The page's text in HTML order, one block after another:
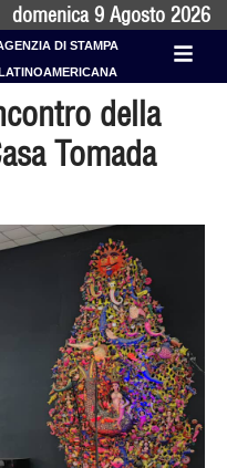
domenica 9 Agosto 2026
DI STAMPA
della
Tomada